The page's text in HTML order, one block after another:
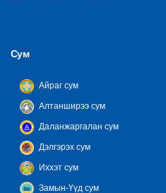
Сум
Айраг сум
Алтанширээ сум
Даланжаргалан сум
Дэлгэрэх сум
Иххэт сум
Замын-Үүд сум